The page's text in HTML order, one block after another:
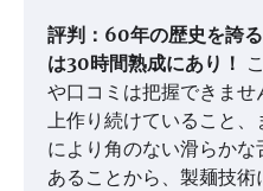
評判：60年の歴史を誇
は30時間熟成にあり！
や口コミは把握できま
上作り続けていること
により角のない滑らか
あることから、製麺技